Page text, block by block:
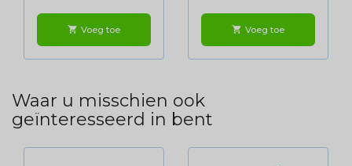
shopping_cart Voeg toe shopping_cart Voeg toe
Waar u misschien ook
geïnteresseerd in bent